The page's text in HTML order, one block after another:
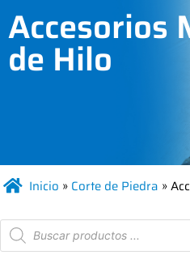
Accesorios
de Hilo
Inicio » Corte de Piedra »